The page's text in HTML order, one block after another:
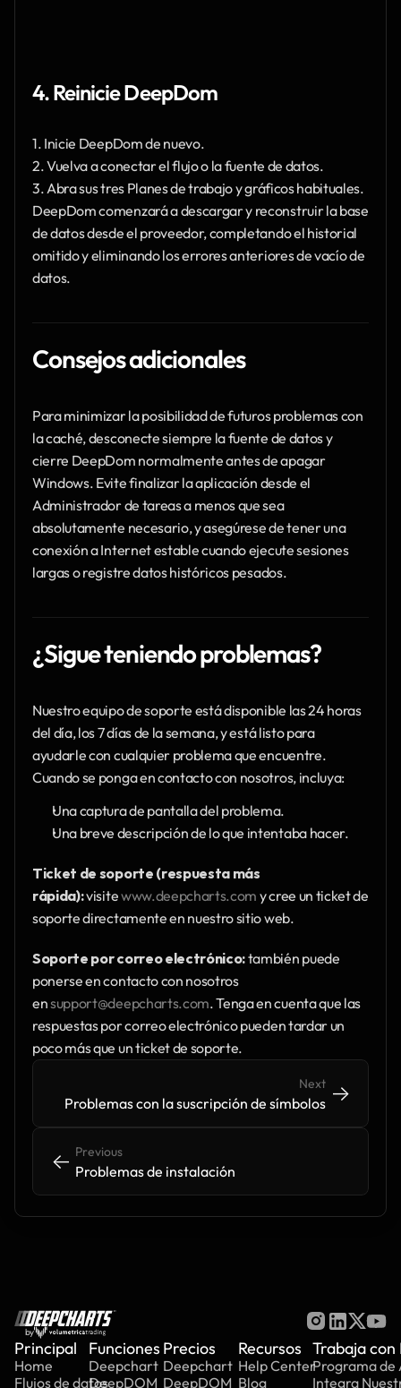
4. Reinicie DeepDom
1. Inicie DeepDom de nuevo.
2. Vuelva a conectar el flujo o la fuente de datos.
3. Abra sus tres Planes de trabajo y gráficos habituales.
DeepDom comenzará a descargar y reconstruir la base
de datos desde el proveedor, completando el historial
omitido y eliminando los errores anteriores de vacío de
datos.
Consejos adicionales
Para minimizar la posibilidad de futuros problemas con
la caché, desconecte siempre la fuente de datos y
cierre DeepDom normalmente antes de apagar
Windows. Evite finalizar la aplicación desde el
Administrador de tareas a menos que sea
absolutamente necesario, y asegúrese de tener una
conexión a Internet estable cuando ejecute sesiones
largas o registre datos históricos pesados.
¿Sigue teniendo problemas?
Nuestro equipo de soporte está disponible las 24 horas
del día, los 7 días de la semana, y está listo para
ayudarle con cualquier problema que encuentre.
Cuando se ponga en contacto con nosotros, incluya:
Una captura de pantalla del problema.
Una breve descripción de lo que intentaba hacer.
Ticket de soporte (respuesta más
rápida): visite www.deepcharts.com y cree un ticket de
soporte directamente en nuestro sitio web.
Soporte por correo electrónico: también puede
ponerse en contacto con nosotros
en support@deepcharts.com. Tenga en cuenta que las
respuestas por correo electrónico pueden tardar un
poco más que un ticket de soporte.
<- <-
Previous
Problemas de instalación
Next
Problemas con la suscripción de símbolos
-> ->
by
Principal
Home
Flujos de datos
Funciones
Deepchart
DeepDOM
Precios
Deepchart
DeepDOM
Recursos
Help Center
Blog
Trabaja
Programa de
Integra